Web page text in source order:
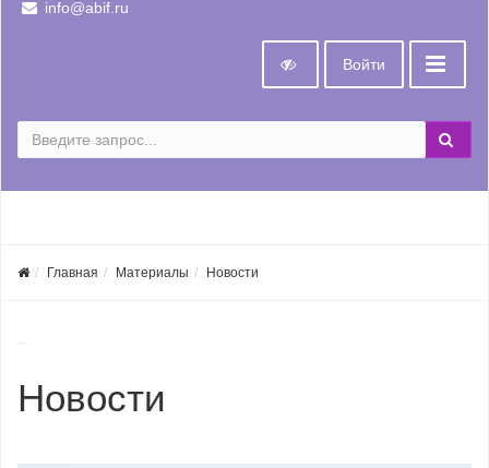
info@abif.ru
Войти
Главная Материалы Новости
Новости